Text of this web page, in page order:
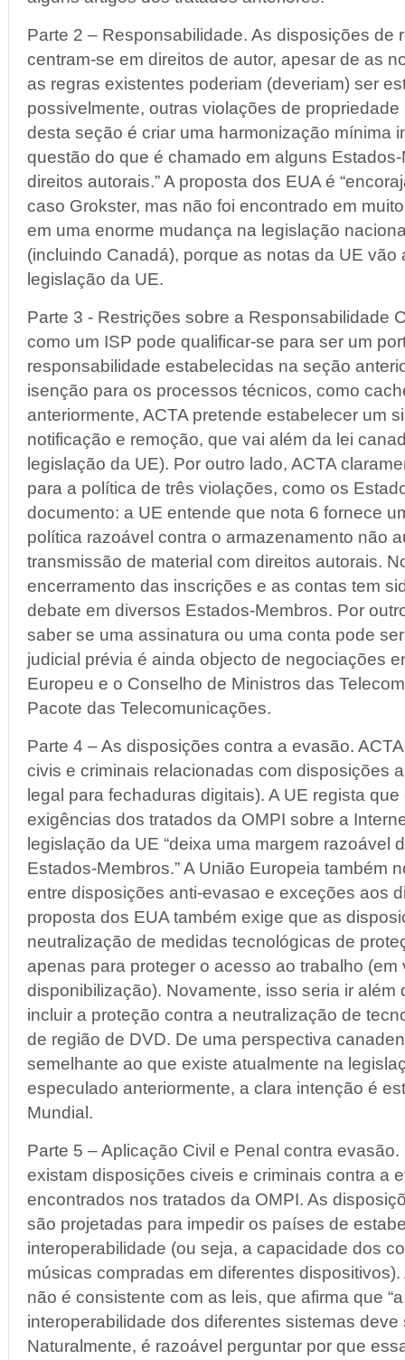
Parte 2 – Responsabilidade. As disposições de
centram-se em direitos de autor, apesar de as
as regras existentes poderiam (deveriam) ser
possivelmente, outras violações de
desta seção é criar uma harmonização mínima
questão do que é chamado em alguns
direitos autorais.” A proposta dos EUA é
caso Grokster, mas não foi encontrado em
em uma enorme mudança na legislação
(incluindo Canadá), porque as notas da UE vão
legislação da UE.
Parte 3 - Restrições sobre a Responsabilidade
como um ISP pode qualificar-se para ser um
responsabilidade estabelecidas na seção
isenção para os processos técnicos, como
anteriormente, ACTA pretende estabelecer um
notificação e remoção, que vai além da lei
legislação da UE). Por outro lado, ACTA
para a política de três violações, como os
documento: a UE entende que nota 6 fornece
política razoável contra o armazenamento não
transmissão de material com direitos autorais.
encerramento das inscrições e as contas tem
debate em diversos Estados-Membros. Por
saber se uma assinatura ou uma conta pode
judicial prévia é ainda objecto de negociações
Europeu e o Conselho de Ministros das
Pacote das Telecomunicações.
Parte 4 – As disposições contra a evasão.
civis e criminais relacionadas com disposições
legal para fechaduras digitais). A UE regista
exigências dos tratados da OMPI sobre a
legislação da UE “deixa uma margem razoável
Estados-Membros.” A União Europeia também
entre disposições anti-evasao e exceções aos
proposta dos EUA também exige que as
neutralização de medidas tecnológicas de
apenas para proteger o acesso ao trabalho
disponibilização). Novamente, isso seria ir além
incluir a proteção contra a neutralização de
de região de DVD. De uma perspectiva
semelhante ao que existe atualmente na
especulado anteriormente, a clara intenção é
Mundial.
Parte 5 – Aplicação Civil e Penal contra
existam disposições civeis e criminais contra a
encontrados nos tratados da OMPI. As
são projetadas para impedir os países de
interoperabilidade (ou seja, a capacidade dos
músicas compradas em diferentes
não é consistente com as leis, que afirma que
interoperabilidade dos diferentes sistemas deve
Naturalmente, é razoável perguntar por que